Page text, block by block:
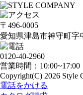
〒496-0005
愛知県津島市神守町字
0120-40-2960
営業時間：10:00~17:00
Copyright(C) 2026 Style
電話をかける